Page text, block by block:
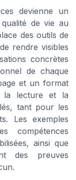
devienne un
de vie au
des outils de
rendre visibles
concrètes
de chaque
et un format
la lecture et la
tant pour les
Les exemples
compétences
ainsi que
des preuves